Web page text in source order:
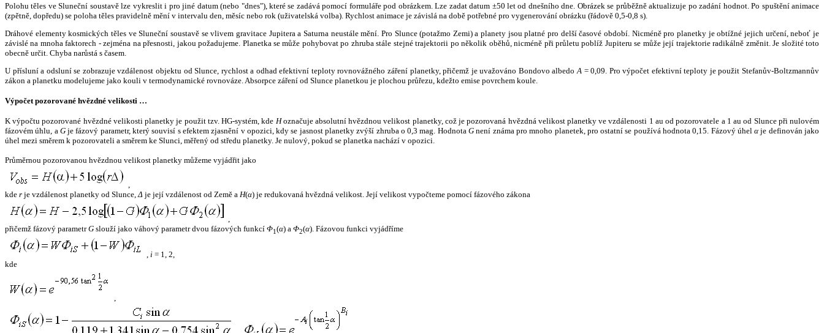
Polohu těles ve Sluneční soustavě lze vykreslit i pro jiné datum (nebo "dnes"), které se zadává pomocí formuláře pod obrázkem. Lze zadat datum ±50 let od dnešního dne. Obrázek se průběžně aktualizuje po zadání hodnot. Po spuštění animace
(zpětně, dopředu) se poloha těles pravidelně mění v intervalu den, měsíc nebo rok (uživatelská volba). Rychlost animace je závislá na době potřebné pro vygenerování obrázku (řádově 0,5-0,8 s).
Dráhové elementy kosmických těles ve Sluneční soustavě se vlivem gravitace Jupitera a Saturna neustále mění. Pro Slunce (potažmo Zemi) a planety jsou platné pro delší časové období. Nicméně pro planetky je obtížné jejich určení, neboť je
závislé na mnoha faktorech - zejména na přesnosti, jakou požadujeme. Planetka se může pohybovat po zhruba stále stejné trajektorii po několik oběhů, nicméně při průletu poblíž Jupiteru se může její trajektorie radikálně změnit. Je složité toto
obecně určit. Chyba narůstá s časem.
U přísluní a odsluní se zobrazuje vzdálenost objektu od Slunce, rychlost a odhad efektivní teploty rovnovážného záření planetky, přičemž je uvažováno Bondovo albedo A = 0,09. Pro výpočet efektivní teploty je použit Stefanův-Boltzmannův
zákon a planetku modelujeme jako kouli v termodynamické rovnováze. Absorpce záření od Slunce planetkou je plochou průřezu, kdežto emise povrchem koule.
Výpočet pozorované hvězdné velikosti …
K výpočtu pozorované hvězdné velikosti planetky je použit tzv. HG-systém, kde Hoznačuje absolutní hvězdnou velikost planetky, což je pozorovaná hvězdná velikost planetky ve vzdálenosti 1 au od pozorovatele a 1 au od Slunce při nulovém
fázovém úhlu, a Gje fázový parametr, který souvisí s efektem zjasnění v opozici, kdy se jasnost planetky zvýší zhruba o 0,3 mag. HodnotaG není známa pro mnoho planetek, pro ostatní se používá hodnota 0,15. Fázový úhelα je definován jako
úhel mezi směrem k pozorovateli a směrem ke Slunci, měřený od středu planetky. Je nulový, pokud se planetka nachází v opozici.
Průměrnou pozorovanou hvězdnou velikost planetky můžeme vyjádřit jako
,
kde r je vzdálenost planetky od Slunce,Δ je její vzdálenost od Země a H(α) je redukovaná hvězdná velikost. Její velikost vypočteme pomocí fázového zákona
,
přičemž fázový parametrG slouží jako váhový parametr dvou fázových funkcí Φ1(α) a Φ2(α). Fázovou funkci vyjádříme
, i = 1, 2,
kde
,